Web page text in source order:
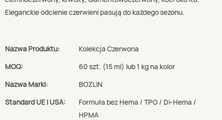
Eleganckie odcienie czerwieni pasują do każdego sezonu.
Nazwa Produktu:
Kolekcja Czerwona
MOQ:
60 szt. (15 ml) lub 1 kg na kolor
Nazwa Marki:
BOZLIN
Standard UE I USA:
Formuła bez Hema / TPO / Di-Hema /
HPMA